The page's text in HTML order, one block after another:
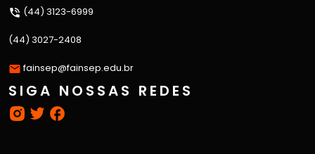
(44) 3123-6999
(44) 3027-2408
fainsep@fainsep.edu.br
SIGA NOSSAS REDES